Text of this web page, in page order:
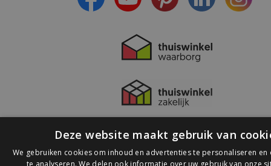
Deze website maakt gebruik van
We gebruiken cookies om inhoud en advertenties te personaliseren en
te analyseren. We delen ook informatie over uw gebruik van onze